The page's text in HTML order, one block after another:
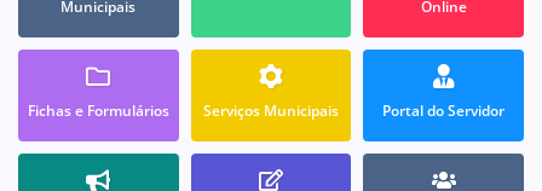
Municipais
Online
Fichas e Formulários Serviços Municipais Portal do Servidor